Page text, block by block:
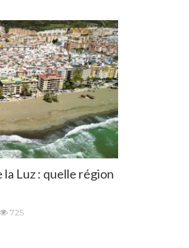
la Luz : quelle région
725